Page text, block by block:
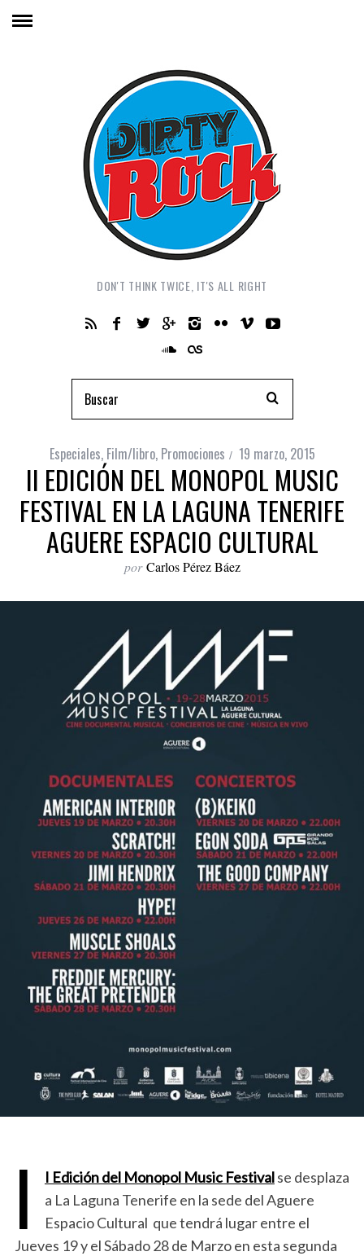
DON'T THINK TWICE, IT'S ALL RIGHT
Especiales, Film/libro, Promociones 19 marzo, 2015
II EDICIÓN DEL MONOPOL MUSIC
FESTIVAL EN LA LAGUNA TENERIFE
AGUERE ESPACIO CULTURAL
por Carlos Pérez Báez
I I Edición del Monopol Music Festivalse desplaza
a La Laguna Tenerife en la sede del Aguere
Espacio Cultural que tendrá lugar entre el
Jueves 19 y el Sábado 28 de Marzo en esta segunda